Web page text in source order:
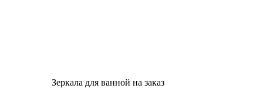
Зеркала для ванной на заказ